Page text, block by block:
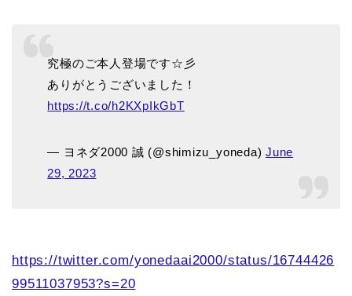
究極のご本人登場です☆彡
ありがとうございました！
https://t.co/h2KXpIkGbT
— ヨネダ2000 誠 (@shimizu_yoneda)June
29, 2023
https://twitter.com/yonedaai2000/status/16744426
99511037953?s=20